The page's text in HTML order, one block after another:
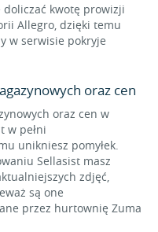
kwotę prowizji
Allegro, dzięki temu
w serwisie pokryje
oraz cen
oraz cen w
w pełni
unikniesz pomyłek.
Sellasist masz
zdjęć,
są one
przez hurtownię Zuma